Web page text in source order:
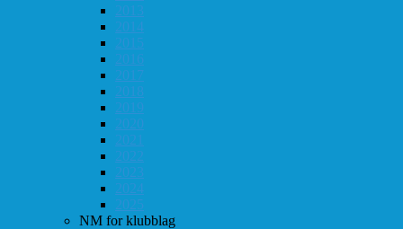
2013
2014
2015
2016
2017
2018
2019
2020
2021
2022
2023
2024
2025
NM for klubblag